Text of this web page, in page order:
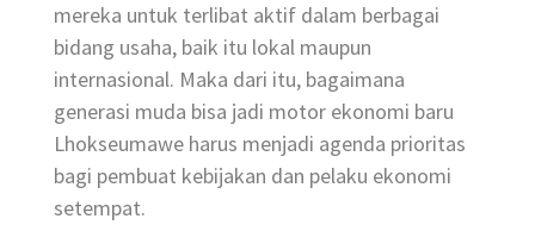
mereka untuk terlibat aktif dalam berbagai
bidang usaha, baik itu lokal maupun
internasional. Maka dari itu, bagaimana
generasi muda bisa jadi motor ekonomi baru
Lhokseumawe harus menjadi agenda prioritas
bagi pembuat kebijakan dan pelaku ekonomi
setempat.